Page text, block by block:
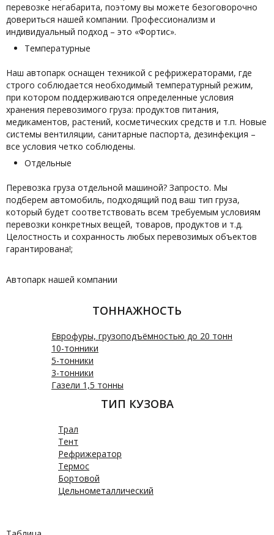
перевозке негабарита, поэтому вы можете безоговорочно
довериться нашей компании. Профессионализм и
индивидуальный подход – это «Фортис».
Температурные
Наш автопарк оснащен техникой с рефрижераторами, где
строго соблюдается необходимый температурный режим,
при котором поддерживаются определенные условия
хранения перевозимого груза: продуктов питания,
медикаментов, растений, косметических средств и т.п. Новые
системы вентиляции, санитарные паспорта, дезинфекция –
все условия четко соблюдены.
Отдельные
Перевозка груза отдельной машиной? Запросто. Мы
подберем автомобиль, подходящий под ваш тип груза,
который будет соответствовать всем требуемым условиям
перевозки конкретных вещей, товаров, продуктов и т.д.
Целостность и сохранность любых перевозимых объектов
гарантирована!;
Автопарк нашей компании
ТОННАЖНОСТЬ
Еврофуры, грузоподъёмностью до 20 тонн
10-тонники
5-тонники
3-тонники
Газели 1,5 тонны
ТИП КУЗОВА
Трал
Тент
Рефрижератор
Термос
Бортовой
Цельнометаллический